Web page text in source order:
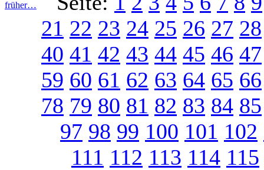
früher…
21 22 23 24 25 26 27 28
40 41 42 43 44 45 46 47
59 60 61 62 63 64 65 66
78 79 80 81 82 83 84 85
97 98 99 100 101 102
111 112 113 114 115